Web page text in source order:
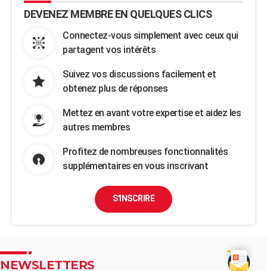
DEVENEZ MEMBRE EN QUELQUES CLICS
Connectez-vous simplement avec ceux qui
partagent vos intérêts
Suivez vos discussions facilement et
obtenez plus de réponses
Mettez en avant votre expertise et aidez les
autres membres
Profitez de nombreuses fonctionnalités
supplémentaires en vous inscrivant
S'INSCRIRE
NEWSLETTERS